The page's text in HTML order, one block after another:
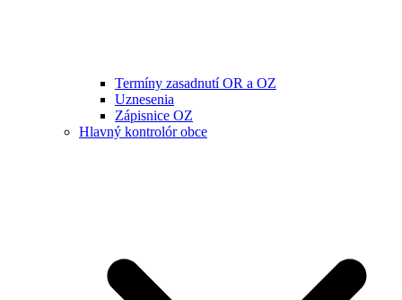
Termíny zasadnutí OR a OZ
Uznesenia
Zápisnice OZ
Hlavný kontrolór obce